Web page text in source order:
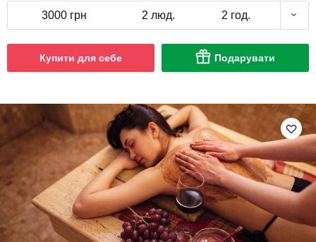
3000 грн 2 люд. 2 год.
Купити для себе Подарувати